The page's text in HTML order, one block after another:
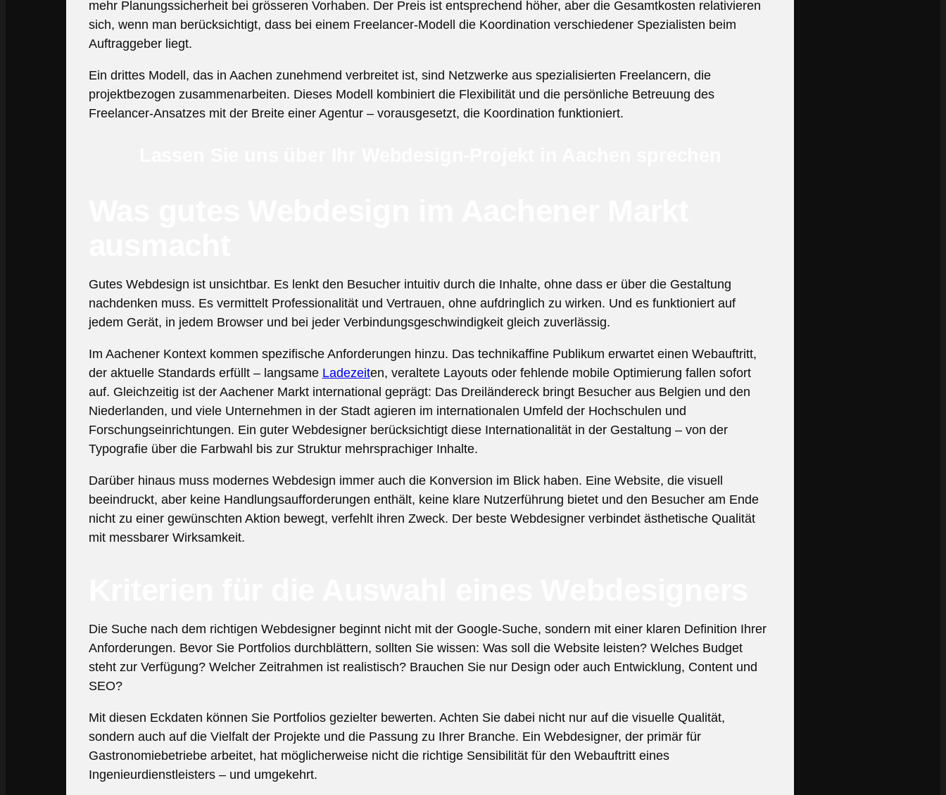
mehr Planungssicherheit bei grösseren Vorhaben. Der Preis ist entsprechend höher, aber die Gesamtkosten relativieren
sich, wenn man berücksichtigt, dass bei einem Freelancer-Modell die Koordination verschiedener Spezialisten beim
Auftraggeber liegt.
Ein drittes Modell, das in Aachen zunehmend verbreitet ist, sind Netzwerke aus spezialisierten Freelancern, die
projektbezogen zusammenarbeiten. Dieses Modell kombiniert die Flexibilität und die persönliche Betreuung des
Freelancer-Ansatzes mit der Breite einer Agentur – vorausgesetzt, die Koordination funktioniert.
Gutes Webdesign ist unsichtbar. Es lenkt den Besucher intuitiv durch die Inhalte, ohne dass er über die Gestaltung
nachdenken muss. Es vermittelt Professionalität und Vertrauen, ohne aufdringlich zu wirken. Und es funktioniert auf
jedem Gerät, in jedem Browser und bei jeder Verbindungsgeschwindigkeit gleich zuverlässig.
Im Aachener Kontext kommen spezifische Anforderungen hinzu. Das technikaffine Publikum erwartet einen Webauftritt,
der aktuelle Standards erfüllt – langsame Ladezeiten, veraltete Layouts oder fehlende mobile Optimierung fallen sofort
auf. Gleichzeitig ist der Aachener Markt international geprägt: Das Dreiländereck bringt Besucher aus Belgien und den
Niederlanden, und viele Unternehmen in der Stadt agieren im internationalen Umfeld der Hochschulen und
Forschungseinrichtungen. Ein guter Webdesigner berücksichtigt diese Internationalität in der Gestaltung – von der
Typografie über die Farbwahl bis zur Struktur mehrsprachiger Inhalte.
Darüber hinaus muss modernes Webdesign immer auch die Konversion im Blick haben. Eine Website, die visuell
beeindruckt, aber keine Handlungsaufforderungen enthält, keine klare Nutzerführung bietet und den Besucher am Ende
nicht zu einer gewünschten Aktion bewegt, verfehlt ihren Zweck. Der beste Webdesigner verbindet ästhetische Qualität
mit messbarer Wirksamkeit.
Die Suche nach dem richtigen Webdesigner beginnt nicht mit der Google-Suche, sondern mit einer klaren Definition Ihrer
Anforderungen. Bevor Sie Portfolios durchblättern, sollten Sie wissen: Was soll die Website leisten? Welches Budget
steht zur Verfügung? Welcher Zeitrahmen ist realistisch? Brauchen Sie nur Design oder auch Entwicklung, Content und
SEO?
Mit diesen Eckdaten können Sie Portfolios gezielter bewerten. Achten Sie dabei nicht nur auf die visuelle Qualität,
sondern auch auf die Vielfalt der Projekte und die Passung zu Ihrer Branche. Ein Webdesigner, der primär für
Gastronomiebetriebe arbeitet, hat möglicherweise nicht die richtige Sensibilität für den Webauftritt eines
Ingenieurdienstleisters – und umgekehrt.